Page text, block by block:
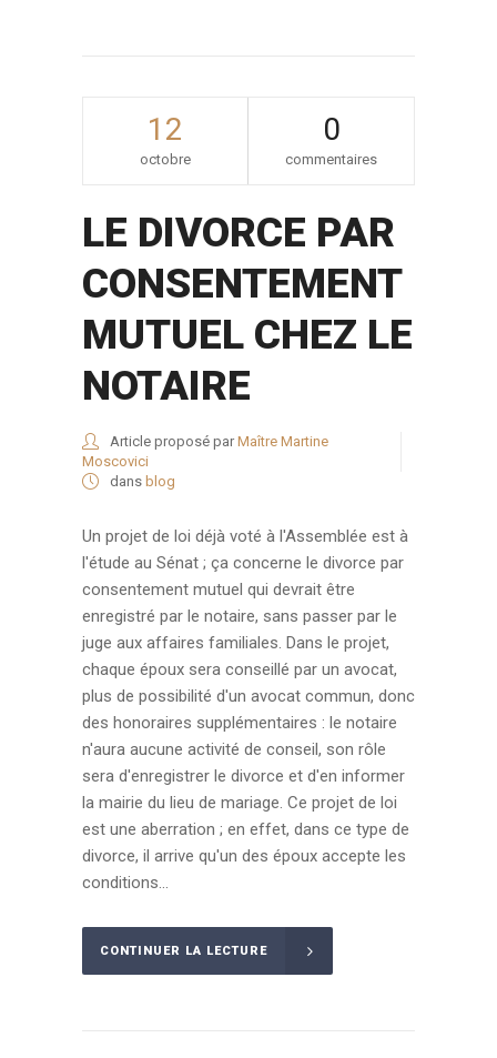
12
octobre
0
commentaires
LE DIVORCE PAR
CONSENTEMENT
MUTUEL CHEZ LE
NOTAIRE
Article proposé par Maître Martine
Moscovici
dans blog
Un projet de loi déjà voté à l'Assemblée est à
l'étude au Sénat ; ça concerne le divorce par
consentement mutuel qui devrait être
enregistré par le notaire, sans passer par le
juge aux affaires familiales. Dans le projet,
chaque époux sera conseillé par un avocat,
plus de possibilité d'un avocat commun, donc
des honoraires supplémentaires : le notaire
n'aura aucune activité de conseil, son rôle
sera d'enregistrer le divorce et d'en informer
la mairie du lieu de mariage. Ce projet de loi
est une aberration ; en effet, dans ce type de
divorce, il arrive qu'un des époux accepte les
conditions...
CONTINUER LA LECTURE